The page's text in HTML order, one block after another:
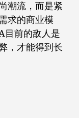
潮流，而是紧
求的商业模
目前的敌人是
，才能得到长